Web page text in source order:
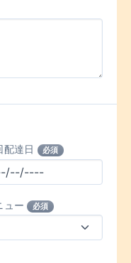
配達日 必須
ュー 必須